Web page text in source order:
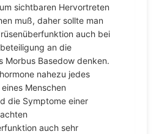
sichtbaren Hervortreten
muß, daher sollte man
auch bei
an die
Morbus Basedow denken.
nahezu jedes
Menschen
die Symptome einer
auch sehr